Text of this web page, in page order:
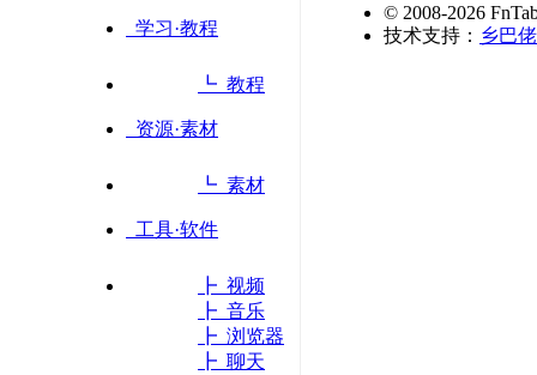
学习·教程
┗ 教程
资源·素材
┗ 素材
工具·软件
┣ 视频
┣ 音乐
┣ 浏览器
┣ 聊天
© 2008-2026
技术支持： 乡巴